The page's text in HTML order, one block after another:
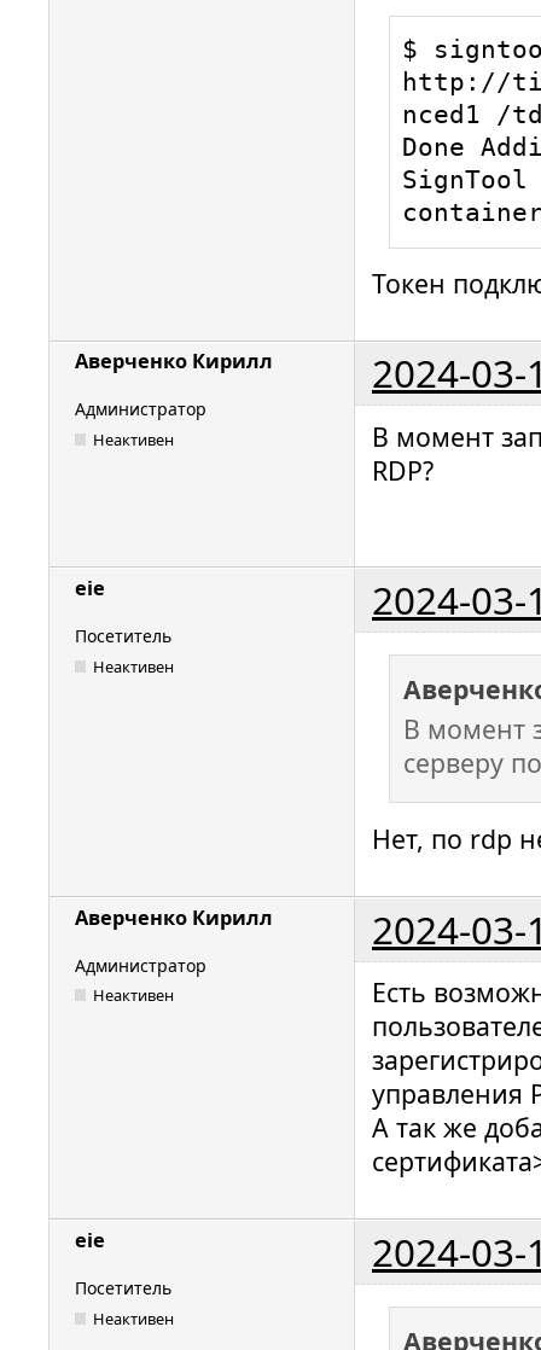
$
http://
nced1 /
Done
Токен
Аверченко Кирилл 2024-03-
Администратор
Неактивен
В момент
RDP?
eie 2024-03-
Посетитель
Неактивен
В момент
серверу
Нет, по rdp
Аверченко Кирилл 2024-03-
Администратор
Неактивен
Есть
управления
А так же
eie 2024-03-
Посетитель
Неактивен